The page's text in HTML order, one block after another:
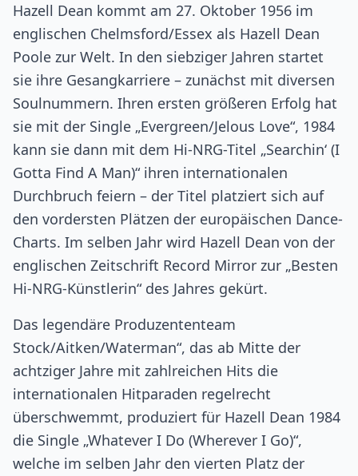
Hazell Dean kommt am 27. Oktober 1956 im
englischen Chelmsford/Essex als Hazell Dean
Poole zur Welt. In den siebziger Jahren startet
sie ihre Gesangkarriere – zunächst mit diversen
Soulnummern. Ihren ersten größeren Erfolg hat
sie mit der Single „Evergreen/Jelous Love“, 1984
kann sie dann mit dem Hi-NRG-Titel „Searchin‘ (I
Gotta Find A Man)“ ihren internationalen
Durchbruch feiern – der Titel platziert sich auf
den vordersten Plätzen der europäischen Dance-
Charts. Im selben Jahr wird Hazell Dean von der
englischen Zeitschrift Record Mirror zur „Besten
Hi-NRG-Künstlerin“ des Jahres gekürt.
Das legendäre Produzententeam
Stock/Aitken/Waterman“, das ab Mitte der
achtziger Jahre mit zahlreichen Hits die
internationalen Hitparaden regelrecht
überschwemmt, produziert für Hazell Dean 1984
die Single „Whatever I Do (Wherever I Go)“,
welche im selben Jahr den vierten Platz der